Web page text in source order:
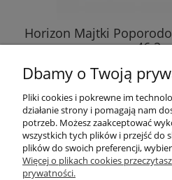
Horizon Majtki
46
11,94
DO
Dbamy o Twoją
Pliki cookies i pokrewne im
działanie strony i pomagają nam
potrzeb. Możesz zaakceptować
wszystkich tych plików i przejść do
plików do swoich preferencji,
Więcej o plikach cookies
prywatności.